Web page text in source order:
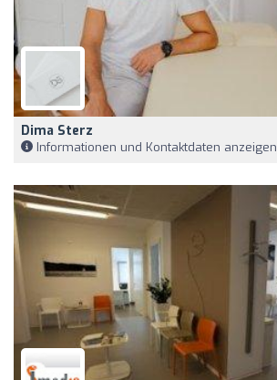
Dima Sterz
Informationen und Kontaktdaten anzeigen